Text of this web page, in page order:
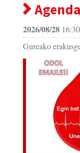
Agenda
2026/08/28
Gureako